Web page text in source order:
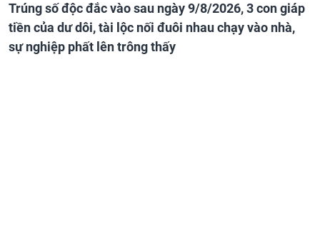
Trúng số độc đắc vào sau ngày 9/8/2026, 3 con giáp
tiền của dư dôi, tài lộc nối đuôi nhau chạy vào nhà,
sự nghiệp phất lên trông thấy